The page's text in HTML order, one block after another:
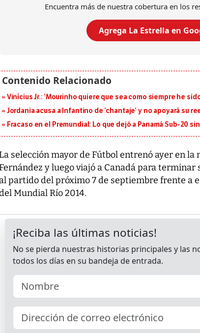
Encuentra más de nuestra cobertura en los
Agrega La Estrella en
Vinícius Jr.: ‘Mourinho quiere que sea como siempre he
Jordania acusa a Infantino de ‘chantaje’ y no apoyará su
Fracaso en el Premundial: Lo que dejó a Panamá Sub-20
selección mayor de Fútbol entrenó ayer en la
y luego viajó a Canadá para
al partido del próximo 7 de septiembre frente a
Mundial Río 2014.
al